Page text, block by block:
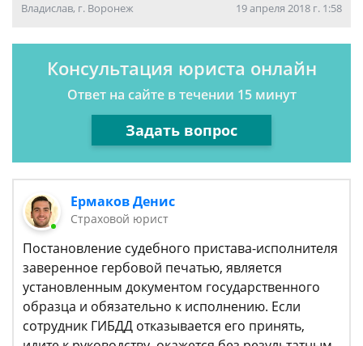
Владислав, г. Воронеж 19 апреля 2018 г. 1:58
Консультация юриста онлайн
Ответ на сайте в течении 15 минут
Задать вопрос
Ермаков Денис
Страховой юрист
Постановление судебного пристава-исполнителя
заверенное гербовой печатью, является
установленным документом государственного
образца и обязательно к исполнению. Если
сотрудник ГИБДД отказывается его принять,